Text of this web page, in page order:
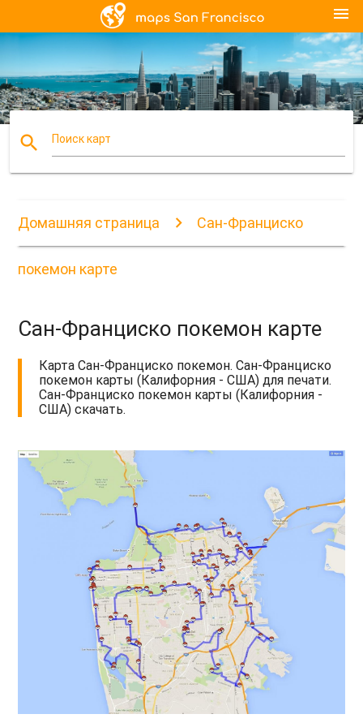
menu
search Поиск карт
Домашняя страница Сан-Франциско
покемон карте
Сан-Франциско покемон карте
Карта Сан-Франциско покемон. Сан-Франциско
покемон карты (Калифорния - США) для печати.
Сан-Франциско покемон карты (Калифорния -
США) скачать.